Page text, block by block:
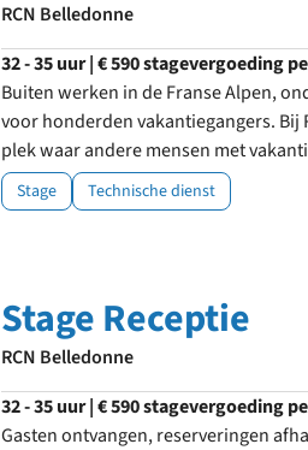
RCN Belledonne
32 - 35 uur | € 590 stagevergoeding
Buiten werken in de Franse Alpen,
voor honderden vakantiegangers. Bij
plek waar andere mensen met
Stage Technische dienst
Stage Receptie
RCN Belledonne
32 - 35 uur | € 590 stagevergoeding
Gasten ontvangen, reserveringen